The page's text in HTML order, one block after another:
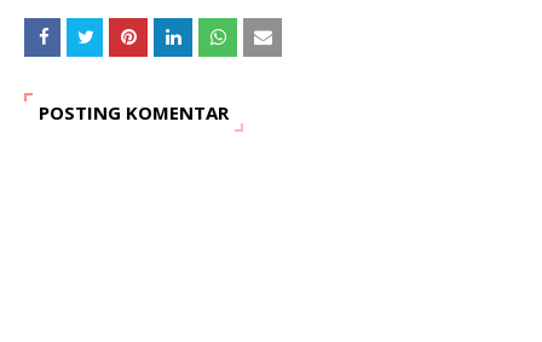
POSTING KOMENTAR